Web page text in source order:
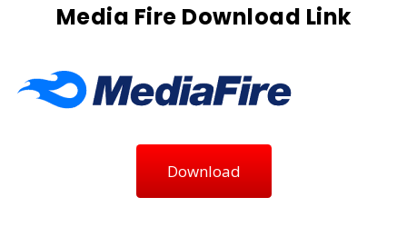
Media Fire Download Link
Download